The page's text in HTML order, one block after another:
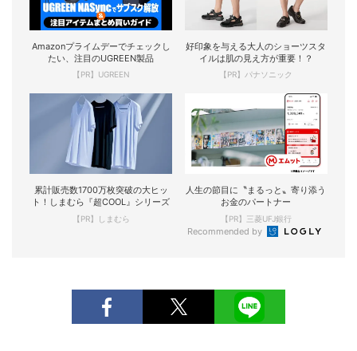
Amazonプライムデーでチェックし
たい、注目のUGREEN製品
【PR】UGREEN
好印象を与える大人のショーツスタ
イルは肌の見え方が重要！？
【PR】パナソニック
累計販売数1700万枚突破の大ヒッ
ト！しまむら『超COOL』シリーズ
【PR】しまむら
人生の節目に〝まるっと〟寄り添う
お金のパートナー
【PR】三菱UFJ銀行
Recommended by